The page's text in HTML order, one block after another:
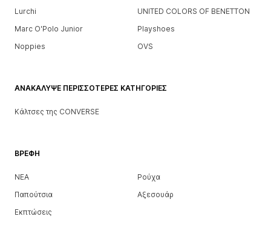
Lurchi
UNITED COLORS OF BENETTON
Marc O'Polo Junior
Playshoes
Noppies
OVS
ΒΡΈΦΗ
ΝΕΑ
Ρούχα
Παπούτσια
Αξεσουάρ
Εκπτώσεις
ΑΝΑΚΆΛΥΨΕ ΠΕΡΙΣΣΌΤΕΡΕΣ ΚΑΤΗΓΟΡΊΕΣ
Κάλτσες της CONVERSE